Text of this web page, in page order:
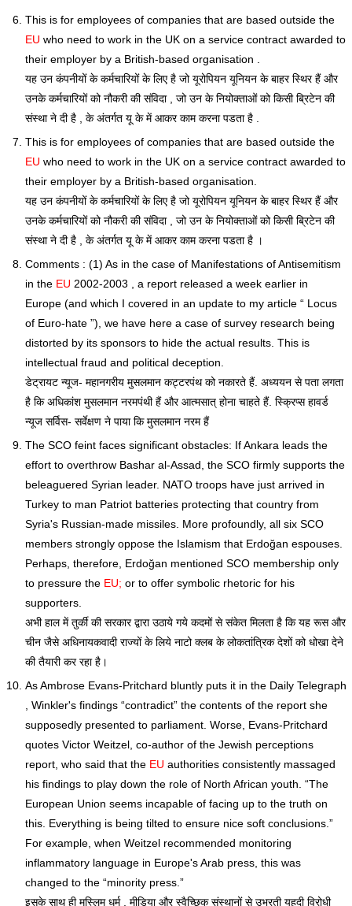
This is for employees of companies that are based outside the
EU who need to work in the UK on a service contract awarded to
their employer by a British-based organisation .
यह उन कंपनीयों के कर्मचारियों के लिए है जो यूरोपियन यूनियन के बाहर स्थिर हैं और
उनके कर्मचारियों को नौकरी की संविदा , जो उन के नियोक्ताओं को किसी ब्रिटेन की
संस्था ने दी है , के अंतर्गत यू के में आकर काम करना पडता है .
This is for employees of companies that are based outside the
EU who need to work in the UK on a service contract awarded to
their employer by a British-based organisation.
यह उन कंपनीयों के कर्मचारियों के लिए है जो यूरोपियन यूनियन के बाहर स्थिर हैं और
उनके कर्मचारियों को नौकरी की संविदा , जो उन के नियोक्ताओं को किसी ब्रिटेन की
संस्था ने दी है , के अंतर्गत यू के में आकर काम करना पडता है ।
Comments : (1) As in the case of Manifestations of Antisemitism
in the EU 2002-2003 , a report released a week earlier in
Europe (and which I covered in an update to my article “ Locus
of Euro-hate ”), we have here a case of survey research being
distorted by its sponsors to hide the actual results. This is
intellectual fraud and political deception.
डेट्रायट न्यूज- महानगरीय मुसलमान कट्टरपंथ को नकारते हैं. अध्ययन से पता लगता
है कि अधिकांश मुसलमान नरमपंथी हैं और आत्मसात् होना चाहते हैं. स्क्रिप्स हावर्ड
न्यूज सर्विस- सर्वेक्षण ने पाया कि मुसलमान नरम हैं
The SCO feint faces significant obstacles: If Ankara leads the
effort to overthrow Bashar al-Assad, the SCO firmly supports the
beleaguered Syrian leader. NATO troops have just arrived in
Turkey to man Patriot batteries protecting that country from
Syria's Russian-made missiles. More profoundly, all six SCO
members strongly oppose the Islamism that Erdoğan espouses.
Perhaps, therefore, Erdoğan mentioned SCO membership only
to pressure the EU; or to offer symbolic rhetoric for his
supporters.
अभी हाल में तुर्की की सरकार द्वारा उठाये गये कदमों से संकेत मिलता है कि यह रूस और
चीन जैसे अधिनायकवादी राज्यों के लिये नाटो क्लब के लोकतांत्रिक देशों को धोखा देने
की तैयारी कर रहा है।
As Ambrose Evans-Pritchard bluntly puts it in the Daily Telegraph
, Winkler's findings “contradict” the contents of the report she
supposedly presented to parliament. Worse, Evans-Pritchard
quotes Victor Weitzel, co-author of the Jewish perceptions
report, who said that the EU authorities consistently massaged
his findings to play down the role of North African youth. “The
European Union seems incapable of facing up to the truth on
this. Everything is being tilted to ensure nice soft conclusions.”
For example, when Weitzel recommended monitoring
inflammatory language in Europe's Arab press, this was
changed to the “minority press.”
इसके साथ ही मुस्लिम धर्म , मीडिया और स्वैच्छिक संस्थानों से उभरती यहूदी विरोधी